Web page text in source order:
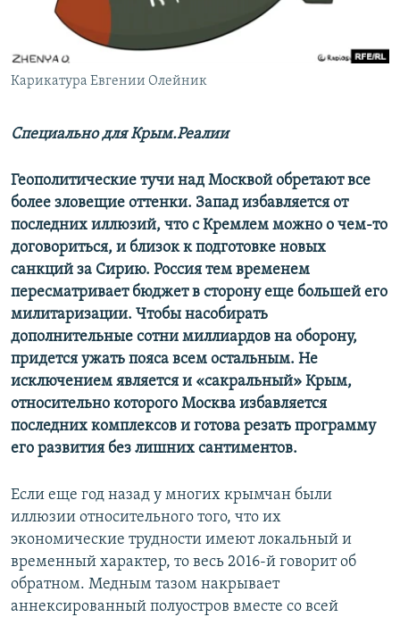
ПОБЕДИТЕЛЕЙ НЕ СУДЯТ?
КРЫМ.НЕПОКОРЕННЫЙ
ELIFBE
ПРИСОЕДИНЯЙТЕСЬ!
Все сайты RFE/RL
Карикатура Евгении Олейник
Специально для Крым.Реалии
Геополитические тучи над Москвой обретают все
более зловещие оттенки. Запад избавляется от
последних иллюзий, что с Кремлем можно о чем-то
договориться, и близок к подготовке новых
санкций за Сирию. Россия тем временем
пересматривает бюджет в сторону еще большей его
милитаризации. Чтобы насобирать
дополнительные сотни миллиардов на оборону,
придется ужать пояса всем остальным. Не
исключением является и «сакральный» Крым,
относительно которого Москва избавляется
последних комплексов и готова резать программу
его развития без лишних сантиментов.
Если еще год назад у многих крымчан были
иллюзии относительного того, что их
экономические трудности имеют локальный и
временный характер, то весь 2016-й говорит об
обратном. Медным тазом накрывает
аннексированный полуостров вместе со всей